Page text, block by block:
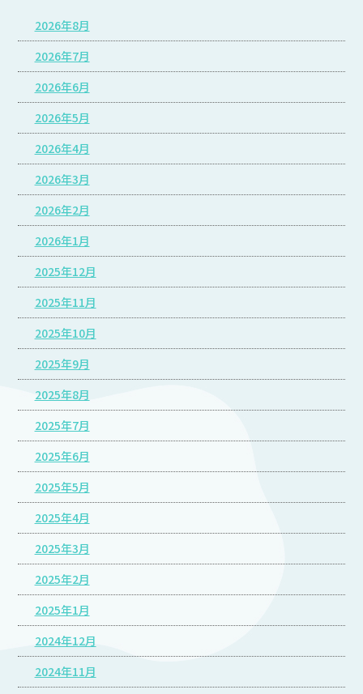
2026年8月
2026年7月
2026年6月
2026年5月
2026年4月
2026年3月
2026年2月
2026年1月
2025年12月
2025年11月
2025年10月
2025年9月
2025年8月
2025年7月
2025年6月
2025年5月
2025年4月
2025年3月
2025年2月
2025年1月
2024年12月
2024年11月